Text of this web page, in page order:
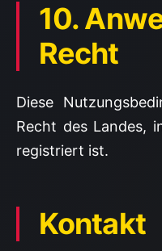
10.
Recht
Diese
Recht des Landes,
registriert ist.
Kontakt